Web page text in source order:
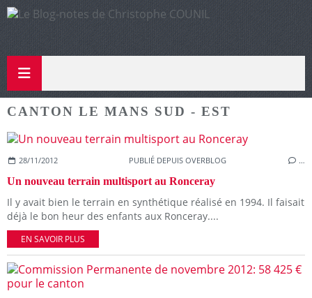
CANTON LE MANS SUD - EST
28/11/2012 PUBLIÉ DEPUIS OVERBLOG …
Un nouveau terrain multisport au Ronceray
Il y avait bien le terrain en synthétique réalisé en 1994. Il faisait
déjà le bon heur des enfants aux Ronceray....
EN SAVOIR PLUS